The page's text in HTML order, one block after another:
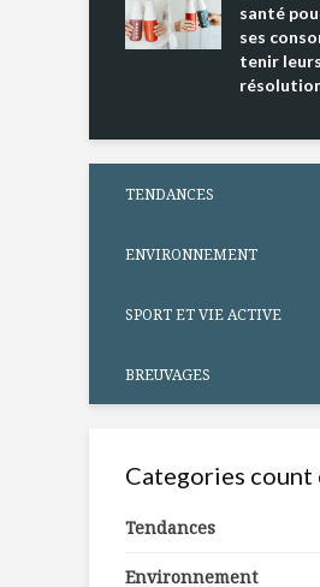
santé
ses
tenir leurs
TENDANCES
ENVIRONNEMENT
SPORT ET VIE ACTIVE
BREUVAGES
Categories
Tendances
Environnement